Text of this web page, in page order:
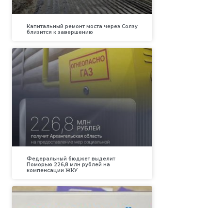
Капитальный ремонт моста через Солзу
близится к завершению
Федеральный бюджет выделит
Поморью 226,8 млн рублей на
компенсации ЖКУ